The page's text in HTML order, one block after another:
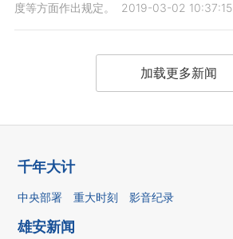
度等方面作出规定。
2019-03-02 10:37:15
加载更多新闻
千年大计
中央部署 重大时刻 影音纪录
雄安新闻